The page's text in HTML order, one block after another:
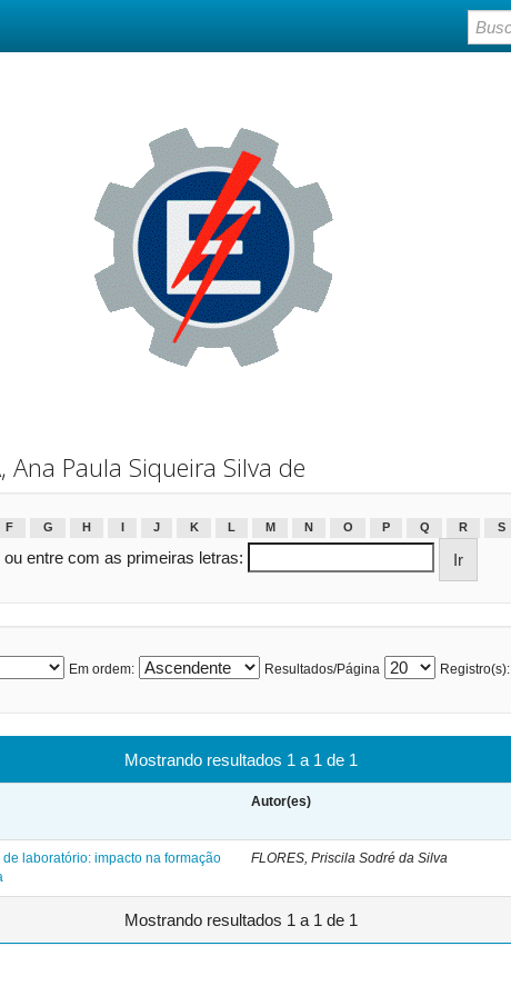
Paula Siqueira Silva de
F G H J K L M N O P Q R S
ou entre com as primeiras letras:
Em ordem: Resultados/Página Registro(s):
Mostrando resultados 1 a 1 de 1
Autor(es)
laboratório: impacto na formação
FLORES, Priscila Sodré da Silva
Mostrando resultados 1 a 1 de 1